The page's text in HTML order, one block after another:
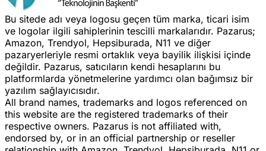
Bu sitede adı veya logosu geçen tüm marka, ticari isim
ve logolar ilgili sahiplerinin tescilli markalarıdır. Pazarus;
Amazon, Trendyol, Hepsiburada, N11 ve diğer
pazaryerleriyle resmi ortaklık veya bayilik ilişkisi içinde
değildir. Pazarus, satıcıların kendi hesaplarını bu
platformlarda yönetmelerine yardımcı olan bağımsız bir
yazılım sağlayıcısıdır.
All brand names, trademarks and logos referenced on
this website are the registered trademarks of their
respective owners. Pazarus is not affiliated with,
endorsed by, or in an official partnership or reseller